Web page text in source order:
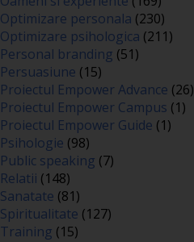
Optimizare personala (230)
Optimizare psihologica (211)
Personal branding (51)
Persuasiune (15)
Proiectul Empower Advance (26)
Proiectul Empower Campus (1)
Proiectul Empower Guide (1)
Psihologie (98)
Public speaking (7)
Relatii (148)
Sanatate (81)
Spiritualitate (127)
Training (15)